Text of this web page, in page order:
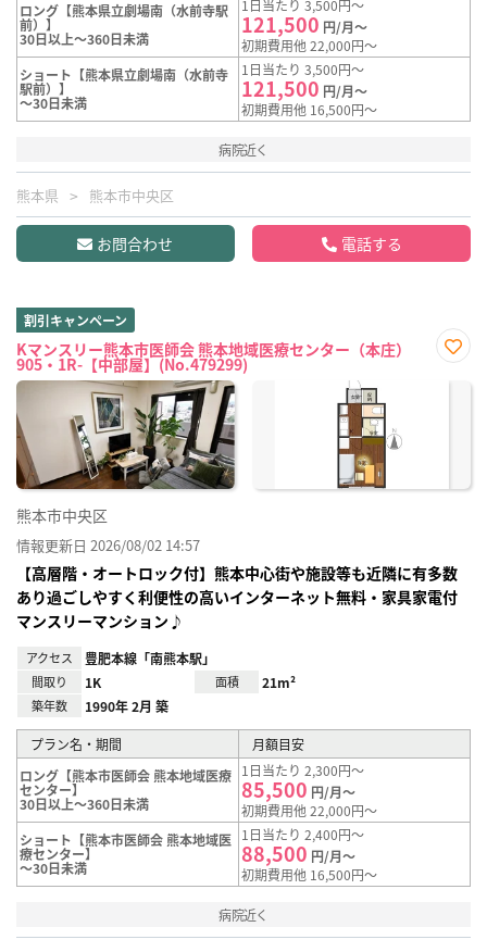
ロング【熊本県立劇場南（水前寺駅
前）】
30日以上～360日未満
1日当たり 3,500円～
121,500 円/月～
初期費用他 22,000円～
ショート【熊本県立劇場南（水前寺
駅前）】
～30日未満
1日当たり 3,500円～
121,500 円/月～
初期費用他 16,500円～
病院近く
熊本県 熊本市中央区
お問合わせ 電話する
割引キャンペーン
Kマンスリー熊本市医師会 熊本地域医療センター（本庄）
905・1R-【中部屋】(No.479299)
に入
熊本市中央区
情報更新日 2026/08/02 14:57
【高層階・オートロック付】熊本中心街や施設等も近隣に有多数
あり過ごしやすく利便性の高いインターネット無料・家具家電付
マンスリーマンション♪
アクセス 豊肥本線「南熊本駅」
間取り 1K 面積 21m²
築年数 1990年 2月 築
プラン名・期間
月額目安
ロング【熊本市医師会 熊本地域医療
センター】
30日以上～360日未満
1日当たり 2,300円～
85,500 円/月～
初期費用他 22,000円～
ショート【熊本市医師会 熊本地域医
療センター】
～30日未満
1日当たり 2,400円～
88,500 円/月～
初期費用他 16,500円～
病院近く